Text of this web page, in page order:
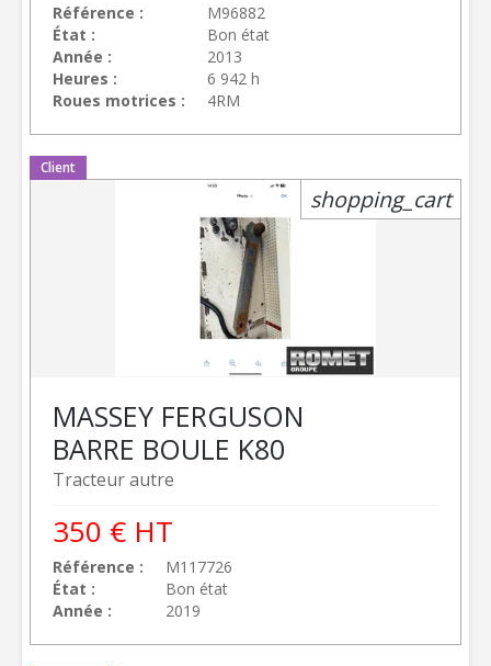
Référence
M96882
État
Bon état
Année
2013
Heures
6 942 h
Roues motrices
4RM
Client
Tracteur autre
MASSEY FERGUSON
BARRE BOULE K80
Référence
M117726
État
Bon état
Année
2019
350 € HT
shopping_cart